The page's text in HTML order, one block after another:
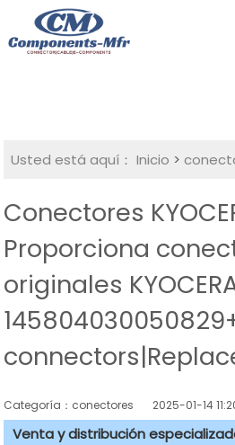
Usted está aquí： Inicio >
Conectores
Proporciona
originales
Categoría：conectores 2025-01-14
Venta y distribución